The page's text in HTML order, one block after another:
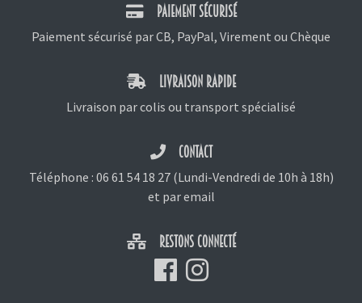
PAIEMENT SÉCURISÉ
Paiement sécurisé par CB, PayPal, Virement ou Chèque
LIVRAISON RAPIDE
Livraison par colis ou transport spécialisé
CONTACT
Téléphone : 06 61 54 18 27(Lundi-Vendredi de 10h à 18h)
et par email
RESTONS CONNECTÉ